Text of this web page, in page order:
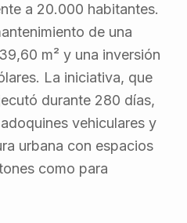
a 20.000 habitantes.
de una
m² y una inversión
La iniciativa, que
durante 280 días,
vehiculares y
urbana con espacios
como para